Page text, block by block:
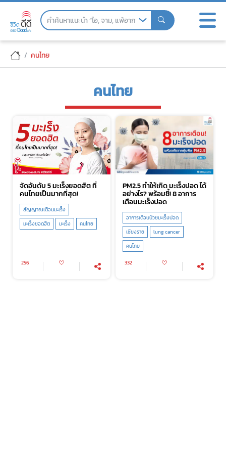
Skip
คนไทย
คนไทย
จัดอันดับ 5 มะเร็งยอดฮิต ที่
คนไทยเป็นมากที่สุด!
สัญญาณเตือนมะเร็ง
มะเร็งยอดฮิต
มะเร็ง คนไทย
256
PM2.5 ทำให้เกิด มะเร็งปอด ได้
อย่างไร? พร้อมชี้! 8 อาการ
เตือนมะเร็งปอด
อาการเตือนป่วยมะเร็งปอด
เชียงราย
lung cancer
คนไทย
332